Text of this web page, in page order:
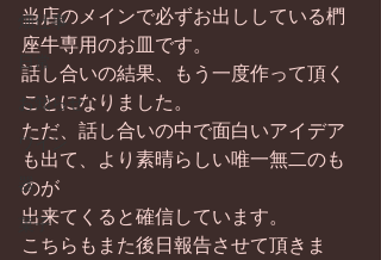
畑仕事
日常
お知らせ
ワイン
器
菓子
当店のメインで必ずお出ししている椚
座牛専用のお皿です。
話し合いの結果、もう一度作って頂く
ことになりました。
ただ、話し合いの中で面白いアイデア
も出て、より素晴らしい唯一無二のも
のが
出来てくると確信しています。
こちらもまた後日報告させて頂きま